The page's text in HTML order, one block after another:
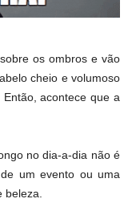
os ombros e vão
cheio e volumoso
acontece que a
no dia-a-dia não é
um evento ou uma